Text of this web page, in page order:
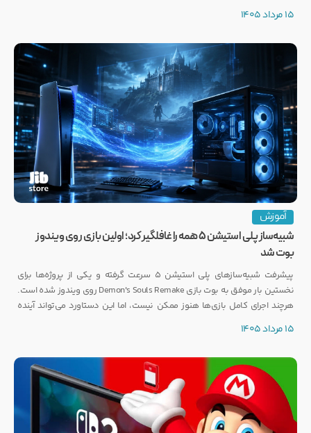
15 مرداد 1405
آموزش
شبیه‌ساز پلی استیشن ۵ همه را غافلگیر کرد؛ اولین بازی روی ویندوز
بوت شد
پیشرفت شبیه‌سازهای پلی استیشن ۵ سرعت گرفته و یکی از پروژه‌ها برای
نخستین بار موفق به بوت بازی Demon's Souls Remake روی ویندوز شده است.
هرچند اجرای کامل بازی‌ها هنوز ممکن نیست، اما این دستاورد می‌تواند آینده
15 مرداد 1405